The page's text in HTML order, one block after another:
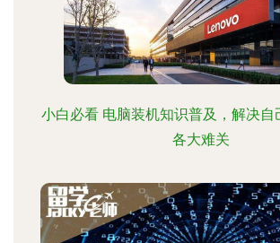
小白必看 电脑装机知识普及，解决自
各大难关